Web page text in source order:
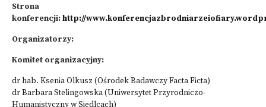
Strona
konferencji:http://
Organizatorzy:
Komitet organizacyjny:
dr hab. Ksenia Olkusz (Ośrodek Badawczy Facta Ficta)
dr Barbara Stelingowska (Uniwersytet Przyrodniczo-
Humanistyczny w Siedlcach)